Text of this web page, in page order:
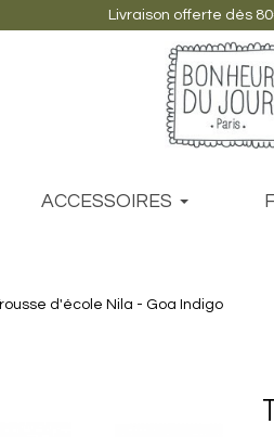
Livraison offerte dès
ACCESSOIRES
d'école Nila - Goa Indigo